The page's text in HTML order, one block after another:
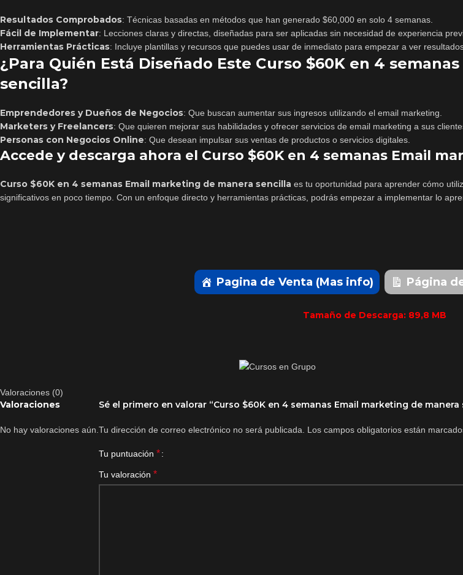
Resultados Comprobados: Técnicas basadas en métodos que han generado $60,000 en solo 4 semanas.
Fácil de Implementar: Lecciones claras y directas, diseñadas para ser aplicadas sin necesidad de experiencia
Herramientas Prácticas: Incluye plantillas y recursos que puedes usar de inmediato para empezar a ver
¿Para Quién Está Diseñado Este Curso $60K en 4
sencilla?
Emprendedores y Dueños de Negocios: Que buscan aumentar sus ingresos utilizando el email marketing.
Marketers y Freelancers: Que quieren mejorar sus habilidades y ofrecer servicios de email marketing a sus
Personas con Negocios Online: Que desean impulsar sus ventas de productos o servicios digitales.
Accede y descarga ahora el Curso $60K en 4 semanas Email
Curso $60K en 4 semanas Email marketing de manera sencilla es tu oportunidad para aprender cómo
significativos en poco tiempo. Con un enfoque directo y herramientas prácticas, podrás empezar a implementar lo
Pagina de Venta (Mas info) Página
Tamaño de Descarga: 89,8 MB
Valoraciones (0)
Valoraciones
No hay valoraciones aún.
Sé el primero en valorar “Curso $60K en 4 semanas Email marketing de manera
Tu dirección de correo electrónico no será publicada. Los campos obligatorios están
Tu puntuación *
Tu valoración *